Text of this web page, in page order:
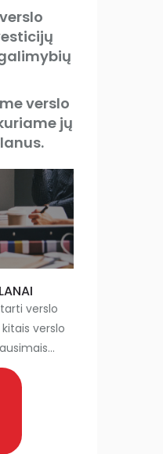
verslo
jų
verslo
verslo